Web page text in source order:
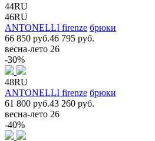
44RU
46RU
ANTONELLI firenze брюки
66 850 руб.46 795 руб.
весна-лето 26
-30%
48RU
ANTONELLI firenze брюки
61 800 руб.43 260 руб.
весна-лето 26
-40%